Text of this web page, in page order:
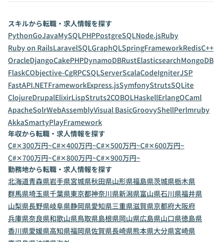
スキルから転職・求人情報を探す
PythonGoJavaMySQLPHPPostgreSQLNode.jsRuby
Ruby on RailsLaravelSQLGraphQLSpringFrameworkRedisC++
OracleDjangoCakePHPDynamoDBRustElasticsearchMongoDB
FlaskCObjective-CgRPCSQLServerScalaCodeIgniterJSP
FastAPI.NETFrameworkExpress.jsSymfonyStrutsSQLite
ClojureDrupalElixirLispStruts2COBOLHaskellErlangOCaml
ApacheSolrWebAssemblyVisual BasicGroovyShellPerlmruby
AkkaSmartyPlayFramework
年収から転職・求人情報を探す
C#✕300万円~C#✕400万円~C#✕500万円~C#✕600万円~
C#✕700万円~C#✕800万円~C#✕900万円~
勤務地から転職・求人情報を探す
北海道青森県岩手県宮城県秋田県山形県福島県茨城県栃木県
群馬県埼玉県千葉県東京都神奈川県新潟県富山県石川県福井県
山梨県長野県岐阜県静岡県愛知県三重県滋賀県京都府大阪府
兵庫県奈良県和歌山県鳥取県島根県岡山県広島県山口県徳島県
香川県愛媛県高知県福岡県佐賀県長崎県熊本県大分県宮崎県